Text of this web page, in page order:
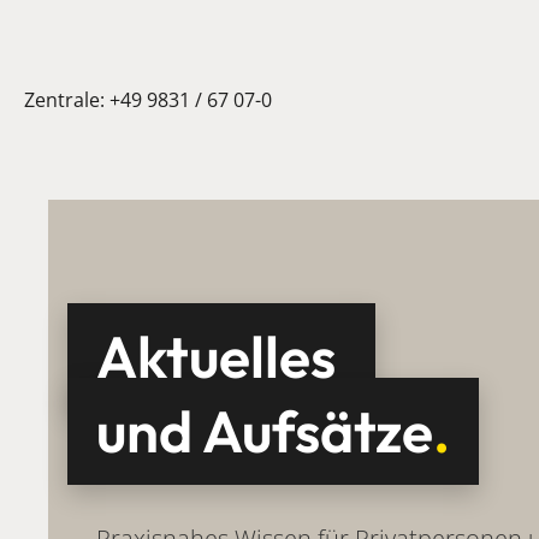
Zentrale: +49 9831 / 67 07-0
Aktuelles
und Aufsätze.